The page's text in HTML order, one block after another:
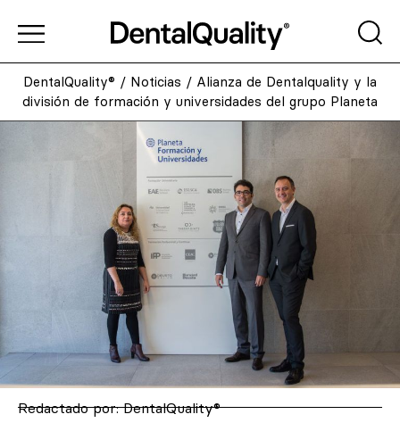
DentalQuality® / Noticias / Alianza de Dentalquality y la
división de formación y universidades del grupo Planeta
Redactado por:DentalQuality®